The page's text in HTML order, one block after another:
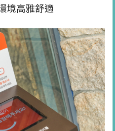
境高雅舒適